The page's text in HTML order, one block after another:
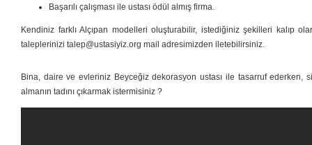
Başarılı çalışması ile ustası ödül almış firma.
Kendiniz farklı Alçıpan modelleri oluşturabilir, istediğiniz şekilleri kalıp
taleplerinizi talep@ustasiyiz.org mail adresimizden iletebilirsiniz.
Bina, daire ve evleriniz Beyceğiz dekorasyon ustası ile tasarruf ederken,
almanın tadını çıkarmak istermisiniz ?